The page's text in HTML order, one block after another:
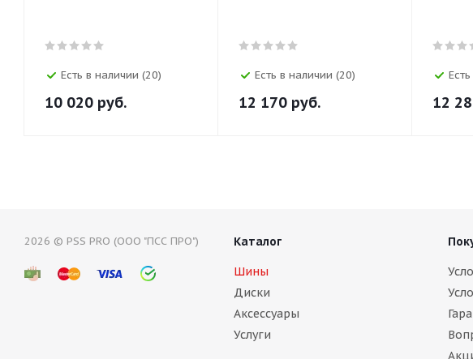
Есть в наличии (20)
10 020 руб.
Есть в наличии (20)
12 170 руб. 12
2026 © PSS PRO (ООО "ПСС ПРО") Каталог
Шины
Диски
Аксессуары
Услуги